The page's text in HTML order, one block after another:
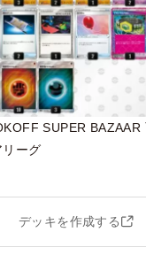
SUPER BAZAAR
ーグ
デッキを作成する